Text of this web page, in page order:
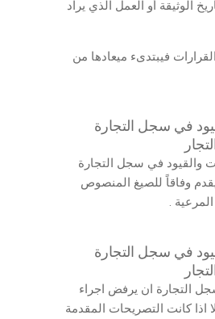
الوثيقة أو العمل الذي يراد
القرارات فيبتدىء ميعادها من
في سجل التجارة
والقيود في سجل التجارة
وفاقاً للصيغ المنصوص
.
في سجل التجارة
التجارة ان يرفض اجراء
اذا كانت التصريحات المقدمة